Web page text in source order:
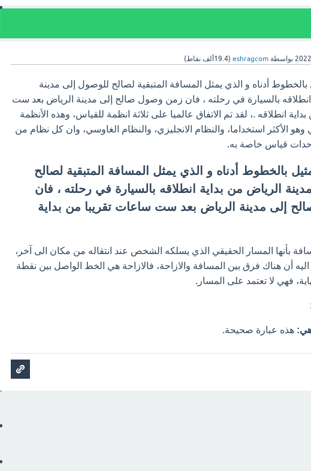
بواسطةeshragcom
(19.4ألف نقاط)
بالخطوط أدناه و الذي يمثل المسافة المتبقية لصالح للوصول إلى مدينة
انطلاقه بالسيارة في رحلته ، فان زمن وصول صالح إلى مدينة الرياض بعد ست
انطلاقه .، لقد تم الاتفاق عالميا على ثلاثة انظمة للقياس، وهذه الأنظمة
وهو الأكثر استخداما، والنظام الانجليزي، والنظام الغاوسي، وان كل نظام من
قياس خاصة به.
بالخطوط أدناه و الذي يمثل المسافة المتبقية لصالح
الرياض من بداية انطلاقه بالسيارة في رحلته ، فان
إلى مدينة الرياض بعد ست ساعات تقريبا من بداية
بأنها المسار الحقيقي الذي يسلكه الشخص عند انتقاله من مكان الى آخر،
اليه أن هناك فرق بين المسافة والازاحة، فالازاحة هي الخط الواصل بين نقطة
فهي لا تعتمد على المسار.
هي:هذه عبارة صحيحة.